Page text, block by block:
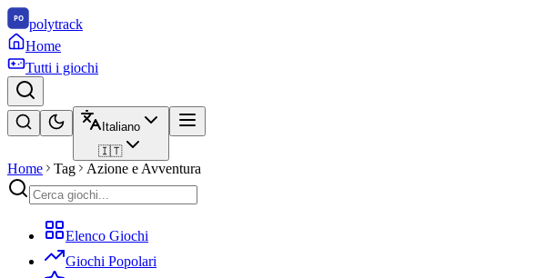
polytrack
Home
Tutti i giochi
Italiano
🇮🇹
Home Tag Azione e Avventura
Elenco Giochi
Giochi Popolari